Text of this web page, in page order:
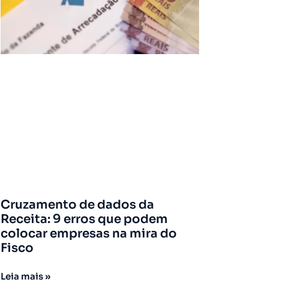
Cruzamento de dados da
Receita: 9 erros que podem
colocar empresas na mira do
Fisco
Leia mais »